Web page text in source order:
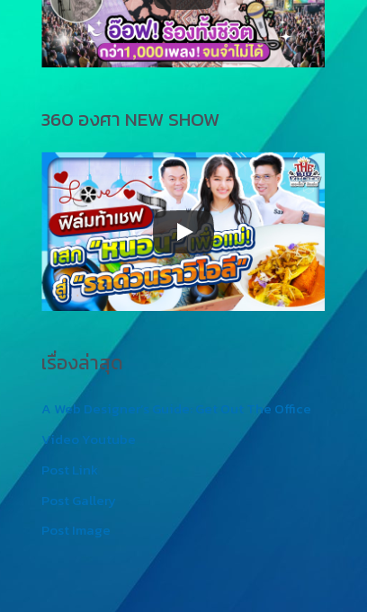
360 องศา NEW SHOW
เรื่องล่าสุด
A Web Designer’s Guide: Get Out The Office
Video Youtube
Post Link
Post Gallery
Post Image